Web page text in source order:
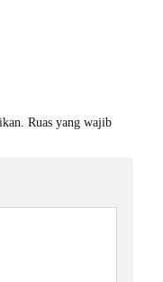
Ruas yang wajib